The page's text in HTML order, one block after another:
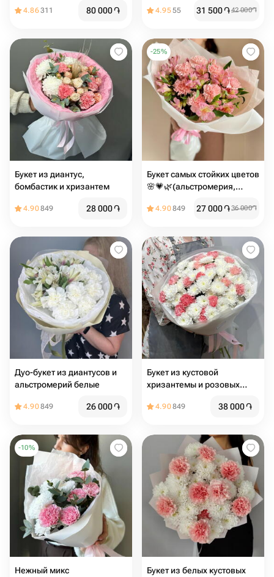
4.86311 80 000֏ 4.9555 31 500֏42 000֏
Букет из диантус,
бомбастик и хризантем
4.90849 28 000֏
-25%
Букет самых стойких цветов
🌸💗🌿(альстромерия,
4.90849 27 000֏36 000֏
Дуо-букет из диантусов и
альстромерий белые
4.90849 26 000֏
Букет из кустовой
хризантемы и розовых
4.90849 38 000֏
-10%
Нежный микс
Букет из белых кустовых